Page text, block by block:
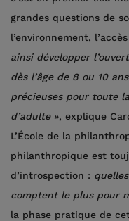
grandes questions de
l’environnement,
ainsi développer
dès l’âge de 8 ou 10
précieuses pour toute
d’adulte», explique
L’École de la
philanthropique est
d’introspection :
comptent le plus pour
la phase pratique de